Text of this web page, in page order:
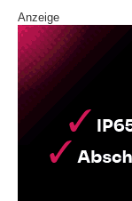
Anzeige